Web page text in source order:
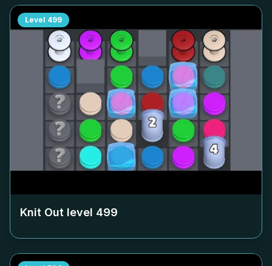
Level 499
Knit Out level 499